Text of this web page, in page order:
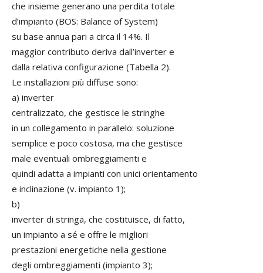
che insieme generano una perdita totale
d’impianto (BOS: Balance of System)
su base annua pari a circa il 14%. Il
maggior contributo deriva dall’inverter e
dalla relativa configurazione (Tabella 2).
Le installazioni più diffuse sono:
a) inverter
centralizzato, che gestisce le stringhe
in un collegamento in parallelo: soluzione
semplice e poco costosa, ma che gestisce
male eventuali ombreggiamenti e
quindi adatta a impianti con unici orientamento
e inclinazione (v. impianto 1);
b)
inverter di stringa, che costituisce, di fatto,
un impianto a sé e offre le migliori
prestazioni energetiche nella gestione
degli ombreggiamenti (impianto 3);